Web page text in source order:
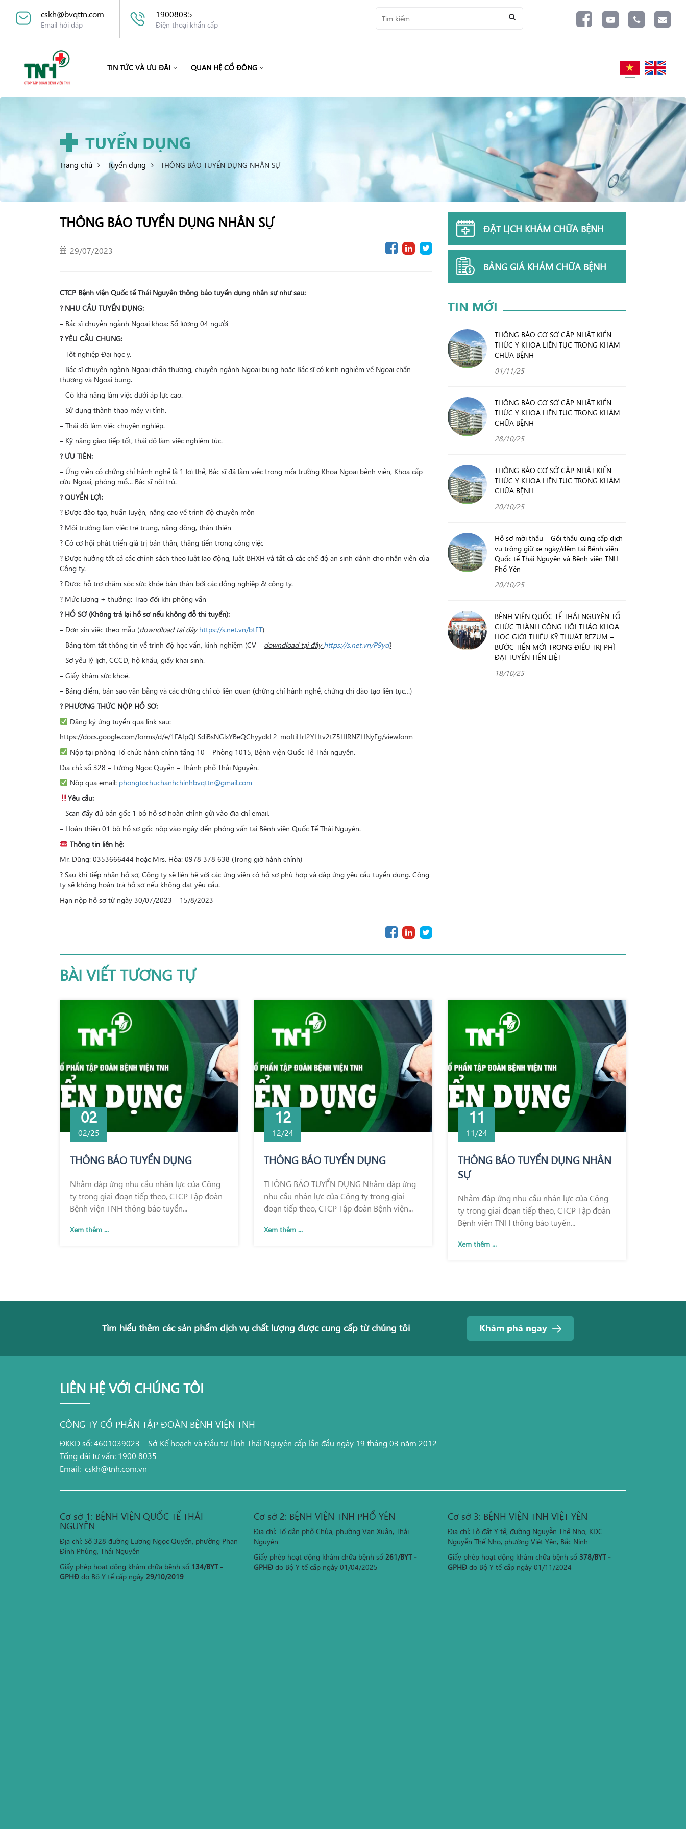
cskh@bvqttn.com
Email hỏi đáp
19008035
Điện thoại khẩn cấp
TIN TỨC VÀ ƯU ĐÃI QUAN HỆ CỔ ĐÔNG
TUYỂN DỤNG
Trang chủ Tuyển dụng THÔNG BÁO TUYỂN DỤNG NHÂN SỰ
THÔNG BÁO TUYỂN DỤNG NHÂN SỰ
29/07/2023
CTCP Bệnh viện Quốc tế Thái Nguyên thông báo tuyển dụng nhân sự như sau:
? NHU CẦU TUYỂN DỤNG:
– Bác sĩ chuyên ngành Ngoại khoa: Số lượng 04 người
? YÊU CẦU CHUNG:
– Tốt nghiệp Đại học y.
– Bác sĩ chuyên ngành Ngoại chấn thương, chuyên ngành Ngoại bụng hoặc Bác sĩ có kinh nghiệm về Ngoại chấn
thương và Ngoại bụng.
– Có khả năng làm việc dưới áp lực cao.
– Sử dụng thành thạo máy vi tính.
– Thái độ làm việc chuyên nghiệp.
– Kỹ năng giao tiếp tốt, thái độ làm việc nghiêm túc.
? ƯU TIÊN:
– Ứng viên có chứng chỉ hành nghề là 1 lợi thế, Bác sĩ đã làm việc trong môi trường Khoa Ngoại bệnh viện, Khoa cấp
cứu Ngoại, phòng mổ… Bác sĩ nội trú.
? QUYỀN LỢI:
? Được đào tạo, huấn luyện, nâng cao về trình độ chuyên môn
? Môi trường làm việc trẻ trung, năng động, thân thiện
? Có cơ hội phát triển giá trị bản thân, thăng tiến trong công việc
? Được hưởng tất cả các chính sách theo luật lao động, luật BHXH và tất cả các chế độ an sinh dành cho nhân viên của
Công ty.
? Được hỗ trợ chăm sóc sức khỏe bản thân bởi các đồng nghiệp & công ty.
? Mức lương + thưởng: Trao đổi khi phỏng vấn
? HỒ SƠ (Không trả lại hồ sơ nếu không đỗ thi tuyển):
– Đơn xin việc theo mẫu (downdload tại đây https://s.net.vn/btFT)
– Bảng tóm tắt thông tin về trình độ học vấn, kinh nghiệm (CV – downdload tại đâyhttps://s.net.vn/P9yd)
– Sơ yếu lý lịch, CCCD, hộ khẩu, giấy khai sinh.
– Giấy khám sức khoẻ.
– Bảng điểm, bản sao văn bằng và các chứng chỉ có liên quan (chứng chỉ hành nghề, chứng chỉ đào tạo liên tục…)
? PHƯƠNG THỨC NỘP HỒ SƠ:
Đăng ký ứng tuyển qua link sau:
https://docs.google.com/forms/d/e/1FAIpQLSdiBsNGlxYBeQChyydkL2_moftiHrI2YHtv2tZ5HlRNZHNyEg/viewform
Nộp tại phòng Tổ chức hành chính tầng 10 – Phòng 1015, Bệnh viện Quốc Tế Thái nguyên.
Địa chỉ: số 328 – Lương Ngọc Quyến – Thành phố Thái Nguyên.
Nộp qua email: phongtochuchanhchinhbvqttn@gmail.com
Yêu cầu:
– Scan đầy đủ bản gốc 1 bộ hồ sơ hoàn chỉnh gửi vào địa chỉ email.
– Hoàn thiện 01 bộ hồ sơ gốc nộp vào ngày đến phỏng vấn tại Bệnh viện Quốc Tế Thái Nguyên.
Thông tin liên hệ:
Mr. Dũng: 0353666444 hoặc Mrs. Hòa: 0978 378 638 (Trong giờ hành chính)
? Sau khi tiếp nhận hồ sơ, Công ty sẽ liên hệ với các ứng viên có hồ sơ phù hợp và đáp ứng yêu cầu tuyển dụng. Công
ty sẽ không hoàn trả hồ sơ nếu không đạt yêu cầu.
Hạn nộp hồ sơ từ ngày 30/07/2023 – 15/8/2023
ĐẶT LỊCH KHÁM CHỮA BỆNH
BẢNG GIÁ KHÁM CHỮA BỆNH
TIN MỚI
THÔNG BÁO CƠ SỞ CẬP NHẬT KIẾN
THỨC Y KHOA LIÊN TỤC TRONG KHÁM
CHỮA BỆNH
01/11/25
THÔNG BÁO CƠ SỞ CẬP NHẬT KIẾN
THỨC Y KHOA LIÊN TỤC TRONG KHÁM
CHỮA BỆNH
28/10/25
THÔNG BÁO CƠ SỞ CẬP NHẬT KIẾN
THỨC Y KHOA LIÊN TỤC TRONG KHÁM
CHỮA BỆNH
20/10/25
Hồ sơ mời thầu – Gói thầu cung cấp dịch
vụ trông giữ xe ngày/đêm tại Bệnh viện
Quốc tế Thái Nguyên và Bệnh viện TNH
Phổ Yên
20/10/25
BỆNH VIỆN QUỐC TẾ THÁI NGUYÊN TỔ
CHỨC THÀNH CÔNG HỘI THẢO KHOA
HỌC GIỚI THIỆU KỸ THUẬT REZUM –
BƯỚC TIẾN MỚI TRONG ĐIỀU TRỊ PHÌ
ĐẠI TUYẾN TIỀN LIỆT
18/10/25
BÀI VIẾT TƯƠNG TỰ
02
02/25
THÔNG BÁO TUYỂN DỤNG
Nhằm đáp ứng nhu cầu nhân lực của Công
ty trong giai đoạn tiếp theo, CTCP Tập đoàn
Bệnh viện TNH thông báo tuyển...
Xem thêm ...
12
12/24
THÔNG BÁO TUYỂN DỤNG
THÔNG BÁO TUYỂN DỤNG Nhằm đáp ứng
nhu cầu nhân lực của Công ty trong giai
đoạn tiếp theo, CTCP Tập đoàn Bệnh viện...
Xem thêm ...
11
11/24
THÔNG BÁO TUYỂN DỤNG NHÂN
SỰ
Nhằm đáp ứng nhu cầu nhân lực của Công
ty trong giai đoạn tiếp theo, CTCP Tập đoàn
Bệnh viện TNH thông báo tuyển...
Xem thêm ...
Tìm hiểu thêm các sản phẩm dịch vụ chất lượng được cung cấp từ chúng tôi Khám phá ngay
LIÊN HỆ VỚI CHÚNG TÔI
CÔNG TY CỔ PHẦN TẬP ĐOÀN BỆNH VIỆN TNH
ĐKKD số: 4601039023 – Sở Kế hoạch và Đầu tư Tỉnh Thái Nguyên cấp lần đầu ngày 19 tháng 03 năm 2012
Tổng đài tư vấn: 1900 8035
Email: cskh@tnh.com.vn
Cơ sở 1: BỆNH VIỆN QUỐC TẾ THÁI
NGUYÊN
Địa chỉ: Số 328 đường Lương Ngọc Quyến, phường Phan
Đình Phùng, Thái Nguyên
Giấy phép hoạt động khám chữa bệnh số 134/BYT -
GPHĐ do Bộ Y tế cấp ngày 29/10/2019
Cơ sở 2: BỆNH VIỆN TNH PHỔ YÊN
Địa chỉ: Tổ dân phố Chùa, phường Vạn Xuân, Thái
Nguyên
Giấy phép hoạt động khám chữa bệnh số 261/BYT -
GPHĐ do Bộ Y tế cấp ngày 01/04/2025
Cơ sở 3: BỆNH VIỆN TNH VIỆT YÊN
Địa chỉ: Lô đất Y tế, đường Nguyễn Thế Nho, KDC
Nguyễn Thế Nho, phường Việt Yên, Bắc Ninh
Giấy phép hoạt động khám chữa bệnh số 378/BYT -
GPHĐ do Bộ Y tế cấp ngày 01/11/2024